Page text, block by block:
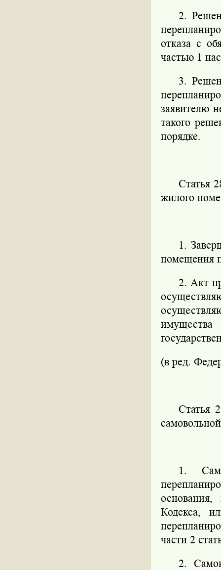
2.
отказа с
частью 1
3.
заявителю
такого
порядке.
Статья
жилого
1.
помещения
2. Акт
(в ред.
Статья
1.
основания,
Кодекса,
части 2
2.